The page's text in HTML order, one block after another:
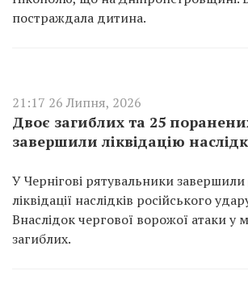
постраждала дитина.
21:17 26 Липня, 2026
Двоє загиблих та 25
завершили ліквідацію
У Чернігові рятувальники
ліквідації наслідків російського
Внаслідок чергової ворожої атаки у
загиблих.